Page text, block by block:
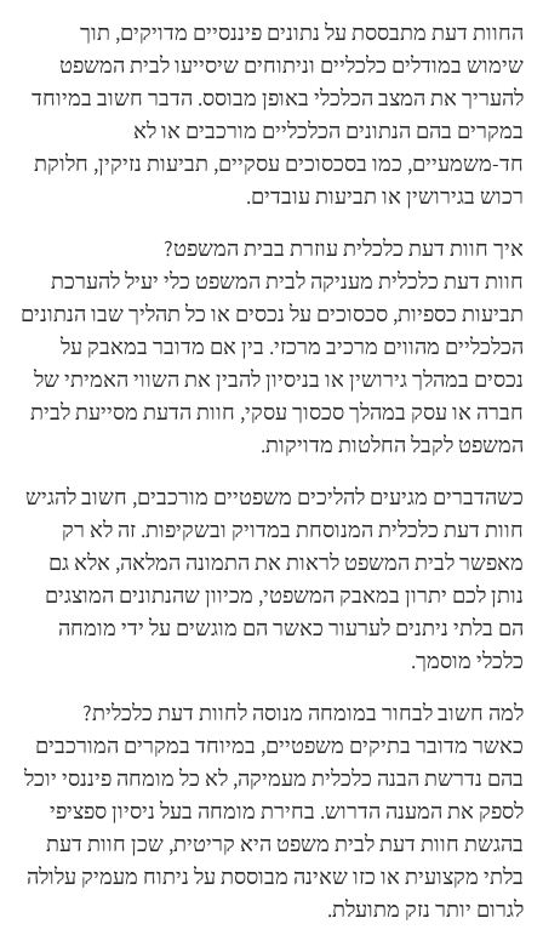
החוות דעת מתבססת על נתונים פיננסיים מדויקים, תוך
שימוש במודלים כלכליים וניתוחים שיסייעו לבית המשפט
להעריך את המצב הכלכלי באופן מבוסס. הדבר חשוב במיוחד
במקרים בהם הנתונים הכלכליים מורכבים או לא
חד-משמעיים, כמו בסכסוכים עסקיים, תביעות נזיקין, חלוקת
רכוש בגירושין או תביעות עובדים.
איך חוות דעת כלכלית עוזרת בבית המשפט?
חוות דעת כלכלית מעניקה לבית המשפט כלי יעיל להערכת
תביעות כספיות, סכסוכים על נכסים או כל תהליך שבו הנתונים
הכלכליים מהווים מרכיב מרכזי. בין אם מדובר במאבק על
נכסים במהלך גירושין או בניסיון להבין את השווי האמיתי של
חברה או עסק במהלך סכסוך עסקי, חוות הדעת מסייעת לבית
המשפט לקבל החלטות מדויקות.
כשהדברים מגיעים להליכים משפטיים מורכבים, חשוב להגיש
חוות דעת כלכלית המנוסחת במדויק ובשקיפות. זה לא רק
מאפשר לבית המשפט לראות את התמונה המלאה, אלא גם
נותן לכם יתרון במאבק המשפטי, מכיוון שהנתונים המוצגים
הם בלתי ניתנים לערעור כאשר הם מוגשים על ידי מומחה
כלכלי מוסמך.
למה חשוב לבחור במומחה מנוסה לחוות דעת כלכלית?
כאשר מדובר בתיקים משפטיים, במיוחד במקרים המורכבים
בהם נדרשת הבנה כלכלית מעמיקה, לא כל מומחה פיננסי יוכל
לספק את המענה הדרוש. בחירת מומחה בעל ניסיון ספציפי
בהגשת חוות דעת לבית משפט היא קריטית, שכן חוות דעת
בלתי מקצועית או כזו שאינה מבוססת על ניתוח מעמיק עלולה
לגרום יותר נזק מתועלת.